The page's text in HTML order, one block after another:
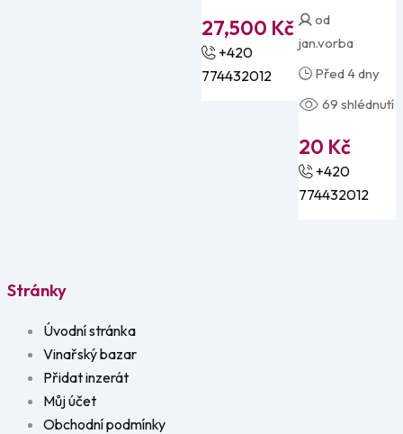
27,500 Kč
+420
774432012
od
jan.vorba
Před 4 dny
69 shlédnutí
20 Kč
+420
774432012
Stránky
Úvodní stránka
Vinařský bazar
Přidat inzerát
Můj účet
Obchodní podmínky